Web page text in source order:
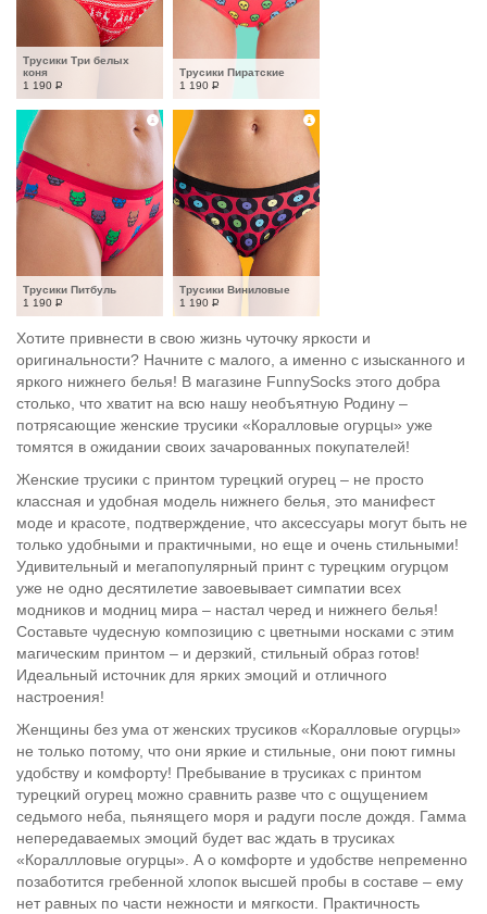
Трусики Три белых
коня
1 190 Р
Трусики Пиратские
1 190 Р
Трусики Питбуль
1 190 Р
Трусики Виниловые
1 190 Р
Хотите привнести в свою жизнь чуточку яркости и
оригинальности? Начните с малого, а именно с изысканного и
яркого нижнего белья! В магазине FunnySocks этого добра
столько, что хватит на всю нашу необъятную Родину –
потрясающие женские трусики «Коралловые огурцы» уже
томятся в ожидании своих зачарованных покупателей!
Женские трусики с принтом турецкий огурец – не просто
классная и удобная модель нижнего белья, это манифест
моде и красоте, подтверждение, что аксессуары могут быть не
только удобными и практичными, но еще и очень стильными!
Удивительный и мегапопулярный принт с турецким огурцом
уже не одно десятилетие завоевывает симпатии всех
модников и модниц мира – настал черед и нижнего белья!
Составьте чудесную композицию с цветными носками с этим
магическим принтом – и дерзкий, стильный образ готов!
Идеальный источник для ярких эмоций и отличного
настроения!
Женщины без ума от женских трусиков «Коралловые огурцы»
не только потому, что они яркие и стильные, они поют гимны
удобству и комфорту! Пребывание в трусиках с принтом
турецкий огурец можно сравнить разве что с ощущением
седьмого неба, пьянящего моря и радуги после дождя. Гамма
непередаваемых эмоций будет вас ждать в трусиках
«Кораллловые огурцы». А о комфорте и удобстве непременно
позаботится гребенной хлопок высшей пробы в составе – ему
нет равных по части нежности и мягкости. Практичность